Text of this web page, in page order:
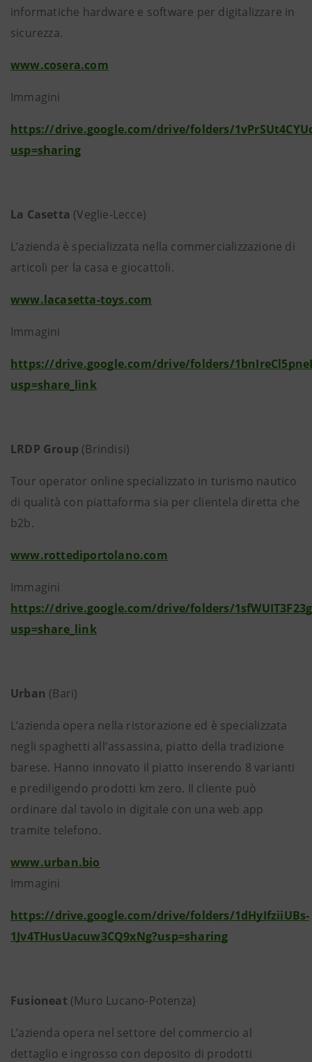
informatiche hardware e software per digitalizzare in
sicurezza.
www.cosera.com
Immagini
https://drive.google.com/drive/folders/
usp=sharing
La Casetta (Veglie-Lecce)
L’azienda è specializzata nella commercializzazione di
articoli per la casa e giocattoli.
www.lacasetta-toys.com
Immagini
https://drive.google.com/drive/folders/
usp=share_link
LRDP Group (Brindisi)
Tour operator online specializzato in turismo nautico
di qualità con piattaforma sia per clientela diretta che
b2b.
www.rottediportolano.com
Immagini
https://drive.google.com/drive/folders/
usp=share_link
Urban (Bari)
L’azienda opera nella ristorazione ed è specializzata
negli spaghetti all'assassina, piatto della tradizione
barese. Hanno innovato il piatto inserendo 8 varianti
e prediligendo prodotti km zero. Il cliente può
ordinare dal tavolo in digitale con una web app
tramite telefono.
www.urban.bio
Immagini
https://drive.google.com/drive/folders/1dHyIfziiUBs-
1Jv4THusUacuw3CQ9xNg?usp=sharing
Fusioneat (Muro Lucano-Potenza)
L’azienda opera nel settore del commercio al
dettaglio e ingrosso con deposito di prodotti